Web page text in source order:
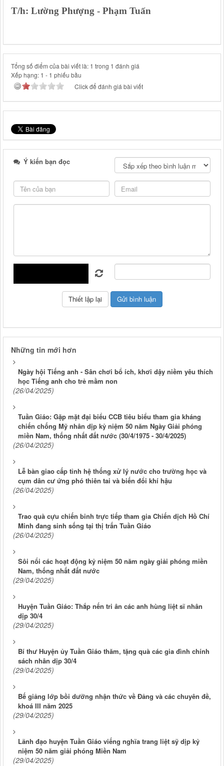
T/h: Lường Phượng - Phạm Tuấn
Tổng số điểm của bài viết là: 1 trong 1 đánh giá
Xếp hạng: 1 - 1 phiếu bầu
Click để đánh giá bài viết
Ý kiến bạn đọc
Những tin mới hơn
Ngày hội Tiếng anh - Sân chơi bổ ích, khơi dậy niềm yêu thích
học Tiếng anh cho trẻ mầm non
(26/04/2025)
Tuần Giáo: Gặp mặt đại biểu CCB tiêu biểu tham gia kháng
chiến chống Mỹ nhân dịp kỷ niệm 50 năm Ngày Giải phóng
miền Nam, thống nhất đất nước (30/4/1975 - 30/4/2025)
(26/04/2025)
Lễ bàn giao cấp tỉnh hệ thống xử lý nước cho trường học và
cụm dân cư ứng phó thiên tai và biến đổi khí hậu
(26/04/2025)
Trao quà cựu chiến binh trực tiếp tham gia Chiến dịch Hồ Chí
Minh đang sinh sống tại thị trấn Tuần Giáo
(26/04/2025)
Sôi nổi các hoạt động kỷ niệm 50 năm ngày giải phóng miền
Nam, thống nhất đất nước
(29/04/2025)
Huyện Tuần Giáo: Thắp nến tri ân các anh hùng liệt sĩ nhân
dịp 30/4
(29/04/2025)
Bí thư Huyện ủy Tuần Giáo thăm, tặng quà các gia đình chính
sách nhân dịp 30/4
(29/04/2025)
Bế giảng lớp bồi dưỡng nhận thức về Đảng và các chuyên đề,
khoá III năm 2025
(29/04/2025)
Lãnh đạo huyện Tuần Giáo viếng nghĩa trang liệt sỹ dịp kỷ
niệm 50 năm giải phóng Miền Nam
(29/04/2025)